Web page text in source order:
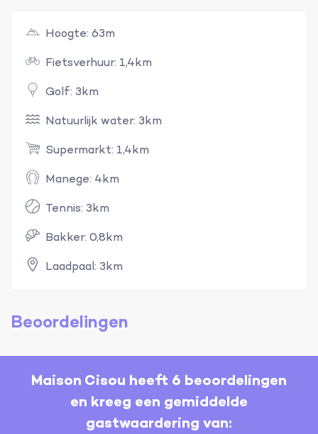
Hoogte: 63m
Fietsverhuur: 1,4km
Golf: 3km
Natuurlijk water: 3km
Supermarkt: 1,4km
Manege: 4km
Tennis: 3km
Bakker: 0,8km
Laadpaal: 3km
Beoordelingen
Maison Cisou heeft 6 beoordelingen
en kreeg een gemiddelde
gastwaardering van: